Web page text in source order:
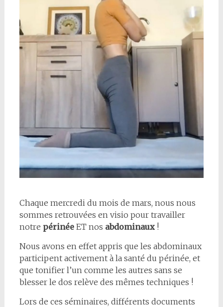
Chaque mercredi du mois de mars, nous nous
sommes retrouvées en visio pour travailler
notre périnéeET nos abdominaux!
Nous avons en effet appris que les abdominaux
participent activement à la santé du périnée, et
que tonifier l’un comme les autres sans se
blesser le dos relève des mêmes techniques !
Lors de ces séminaires, différents documents